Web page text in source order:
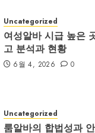
Uncategorized
여성알바 시급 높은
고 분석과 현황
6월 4, 2026 0
Uncategorized
룸알바의 합법성과